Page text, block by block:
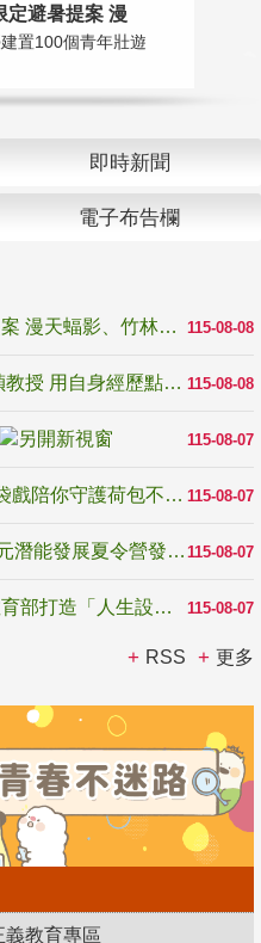
定避暑提案 漫
置100個青年壯遊
即時新聞
電子布告欄
115-08-08
青年壯遊點精選夏夜限定避暑提案 漫天蝠影、竹林尋蛙、茶香夜觀 邀青年暮色出發
115-08-08
教育家人物典範 發明大王林永禎教授 用自身經歷點亮學生的路
115-08-07
115-08-07
反詐騙宣導_防詐有道，霹靂布袋戲陪你守護荷包不受騙
115-08-07
跨越限制，探索潛能！115年多元潛能發展夏令營發掘生命無限可能
115-08-07
高齡不是終點而是夢想起點！教育部打造「人生設計夢工場」 參展第3屆高齡健康產業博覽會
RSS 更多
義教育專區